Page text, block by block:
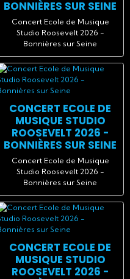
BONNIÈRES SUR SEINE
Concert Ecole de Musique
Studio Roosevelt 2026 -
Bonnières sur Seine
CONCERT ECOLE DE
MUSIQUE STUDIO
ROOSEVELT 2026 -
BONNIÈRES SUR SEINE
Concert Ecole de Musique
Studio Roosevelt 2026 -
Bonnières sur Seine
CONCERT ECOLE DE
MUSIQUE STUDIO
ROOSEVELT 2026 -